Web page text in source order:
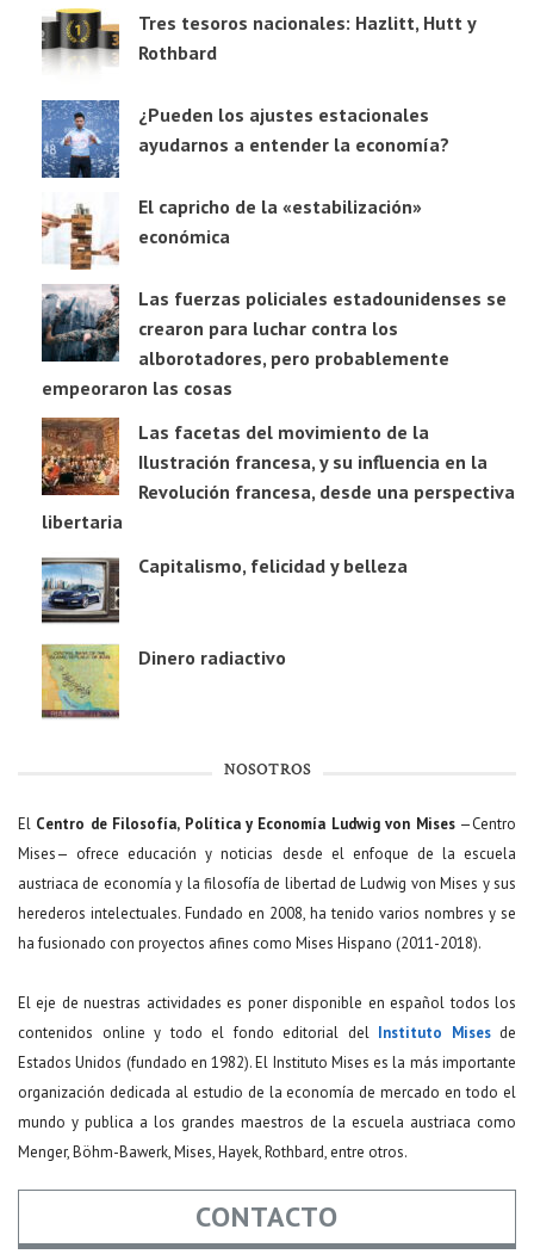
Tres tesoros nacionales: Hazlitt, Hutt y
Rothbard
¿Pueden los ajustes estacionales
ayudarnos a entender la economía?
El capricho de la «estabilización»
económica
Las fuerzas policiales estadounidenses se
crearon para luchar contra los
alborotadores, pero probablemente
empeoraron las cosas
Las facetas del movimiento de la
Ilustración francesa, y su influencia en la
Revolución francesa, desde una perspectiva
libertaria
Capitalismo, felicidad y belleza
Dinero radiactivo
NOSOTROS
El Centro de Filosofía, Política y Economía Ludwig von Mises—Centro
Mises— ofrece educación y noticias desde el enfoque de la escuela
austriaca de economía y la filosofía de libertad de Ludwig von Mises y sus
herederos intelectuales. Fundado en 2008, ha tenido varios nombres y se
ha fusionado con proyectos afines como Mises Hispano (2011-2018).
El eje de nuestras actividades es poner disponible en español todos los
contenidos online y todo el fondo editorial del Instituto Misesde
Estados Unidos (fundado en 1982). El Instituto Mises es la más importante
organización dedicada al estudio de la economía de mercado en todo el
mundo y publica a los grandes maestros de la escuela austriaca como
Menger, Böhm-Bawerk, Mises, Hayek, Rothbard, entre otros.
CONTACTO